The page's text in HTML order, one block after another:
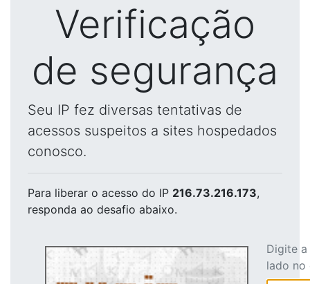
Verificação
de segurança
Seu IP fez diversas tentativas de
acessos suspeitos a sites hospedados
conosco.
Para liberar o acesso do IP 216.73.216.173,
responda ao desafio abaixo.
Digite
lado no